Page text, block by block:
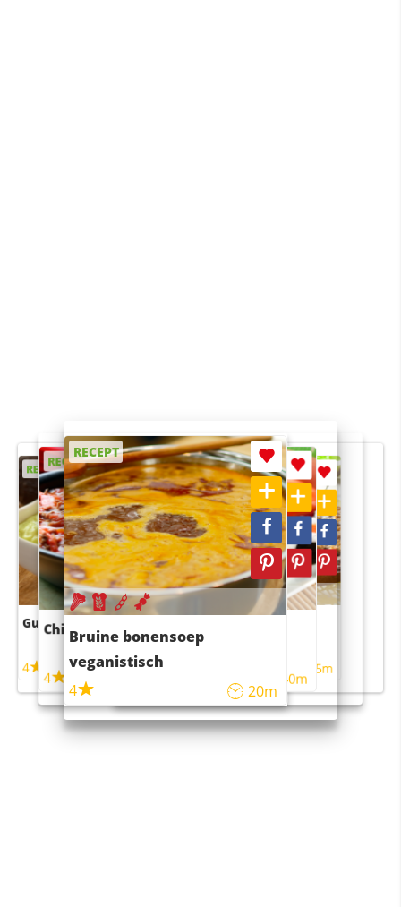
RECEPT
Guacamole
4
RECEPT
Chili con carne
4 45m
RECEPT
Bruine bonensoep
veganistisch
4
20m
RECEPT
Sushi rijstsalade
maaltijdsalade
40m
RECEPT
4 55m